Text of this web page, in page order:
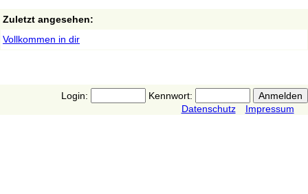
Zuletzt angesehen:
Vollkommen in dir
Login:
Kennwort:
Datenschutz
Impressum